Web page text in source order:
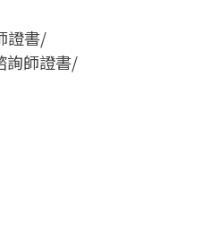
證書/
詢師證書/